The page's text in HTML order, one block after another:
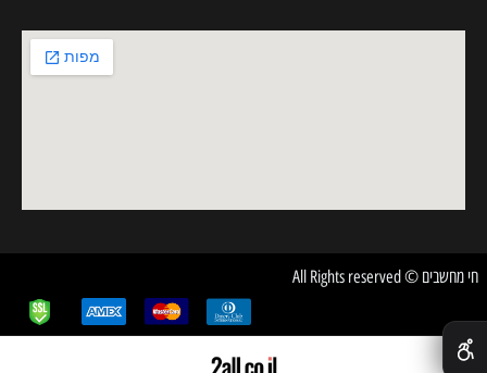
חי מחשבים © All Rights reserved